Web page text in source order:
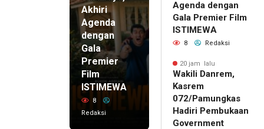
Akhiri
Agenda
dengan
Gala
Premier
Film
ISTIMEWA
8
Redaksi
Agenda dengan
Gala Premier Film
ISTIMEWA
8 Redaksi
20 jam lalu
Wakili Danrem,
Kasrem
072/Pamungkas
Hadiri Pembukaan
Government